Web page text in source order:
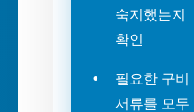
숙지했는지
확인
필요한 구비
서류를 모두